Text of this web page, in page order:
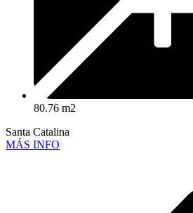
80.76 m2
Santa Catalina
MÁS INFO